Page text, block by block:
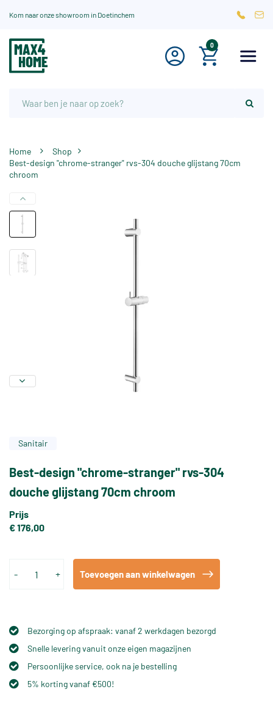
Kom naar onze showroom in Doetinchem
0
Home
Shop
Best-design "chrome-stranger" rvs-304 douche glijstang 70cm
chroom
Sanitair
Best-design "chrome-stranger" rvs-304
douche glijstang 70cm chroom
Prijs
€ 176,00
- + Toevoegen aan winkelwagen
Bezorging op afspraak: vanaf 2 werkdagen bezorgd
Snelle levering vanuit onze eigen magazijnen
Persoonlijke service, ook na je bestelling
5% korting vanaf €500!